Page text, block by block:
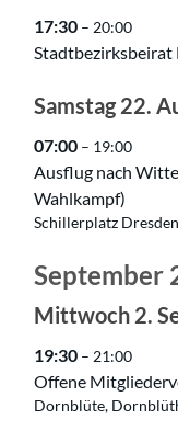
17:30 – 20:00
Stadtbezirksbeirat
Samstag22.
07:00 – 19:00
Ausflug nach
Wahlkampf)
Schillerplatz Dresden
September
Mittwoch 2.
19:30 – 21:00
Offene
Dornblüte,